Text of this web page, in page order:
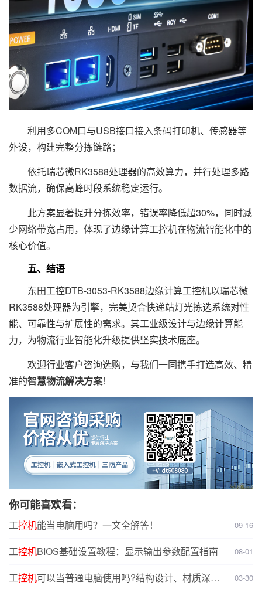
利用多COM口与USB接口接入条码打印机、传感器等
外设，构建完整分拣链路；
依托瑞芯微RK3588处理器的高效算力，并行处理多路
数据流，确保高峰时段系统稳定运行。
此方案显著提升分拣效率，错误率降低超30%，同时减
少网络带宽占用，体现了边缘计算工控机在物流智能化中的
核心价值。
五、结语
东田工控DTB-3053-RK3588边缘计算工控机以瑞芯微
RK3588处理器为引擎，完美契合快递站灯光拣选系统对性
能、可靠性与扩展性的需求。其工业级设计与边缘计算能
力，为物流行业智能化升级提供坚实技术底座。
欢迎行业客户咨询选购，与我们一同携手打造高效、精
准的智慧物流解决方案！
你可能喜欢看：
工控机能当电脑用吗？一文全解答！ 09-16
工控机BIOS基础设置教程：显示输出参数配置指南 08-01
工控机可以当普通电脑使用吗?结构设计、材质深度
03-30